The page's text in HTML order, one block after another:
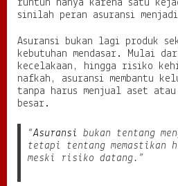
a
r
a
:
P
e
r
u
runtuh hanya karena satu
sinilah peran asuransi
Asuransi bukan lagi produk
kebutuhan mendasar. Mulai
kecelakaan, hingga risiko
nafkah, asuransi membantu
tanpa harus menjual aset atau
besar.
“Asuransi
bukan tentang
tetapi tentang memastikan
meski risiko datang.”